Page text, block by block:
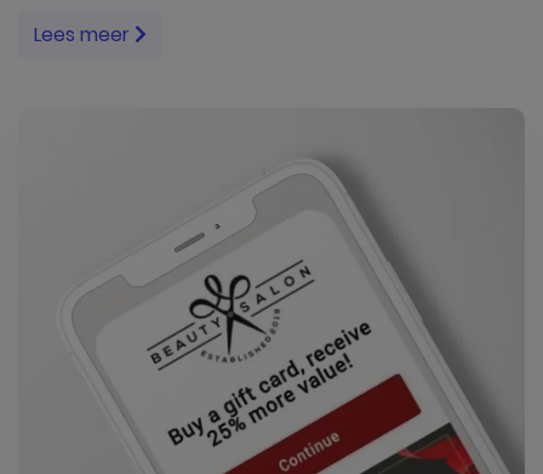
Lees meer